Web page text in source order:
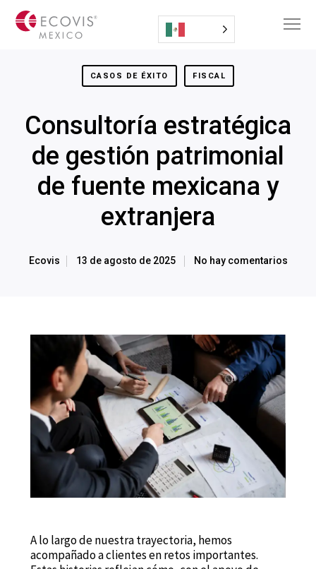
CASOS DE ÉXITO FISCAL
Consultoría estratégica
de gestión patrimonial
de fuente mexicana y
extranjera
Ecovis 13 de agosto de 2025 No hay comentarios
A lo largo de nuestra trayectoria, hemos
acompañado a clientes en retos importantes.